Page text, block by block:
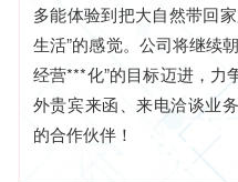
多能体验到把大自然带回
生活”的感觉。公司将继续
经营***化”的目标迈进，力
外贵宾来函、来电洽谈业
的合作伙伴！